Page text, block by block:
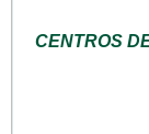
CENTROS